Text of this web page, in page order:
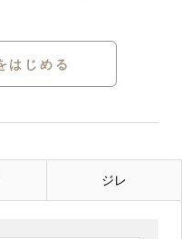
はじめる
ジレ